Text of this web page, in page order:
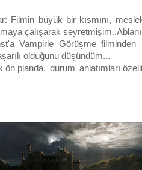
Filmin büyük bir kısmını,
çalışarak
Vampirle Görüşme
olduğunu düşündüm...
ön planda, 'durum' anlatımları